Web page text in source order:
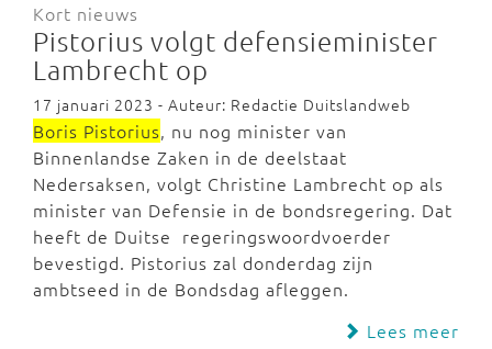
Kort nieuws
Pistorius volgt defensieminister
Lambrecht op
17 januari 2023 - Auteur: Redactie Duitslandweb
Boris Pistorius, nu nog minister van
Binnenlandse Zaken in de deelstaat
Nedersaksen, volgt Christine Lambrecht op als
minister van Defensie in de bondsregering. Dat
heeft de Duitse regeringswoordvoerder
bevestigd. Pistorius zal donderdag zijn
ambtseed in de Bondsdag afleggen.
Lees meer